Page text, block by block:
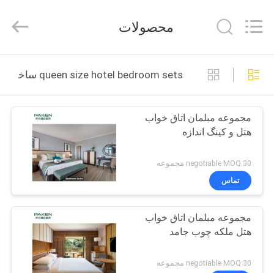
صفحه
اصلی
محصولات
درباره
Ltd..
Reserved.
محصولات
queen size hotel bedroom sets ساخت آنلاین
مجموعه مبلمان اتاق خواب
هتل و کینگ اندازه
negotiable MOQ:30 مجموعه
تماس
مجموعه مبلمان اتاق خواب
هتل ملکه چوب جامد
negotiable MOQ:30 مجموعه